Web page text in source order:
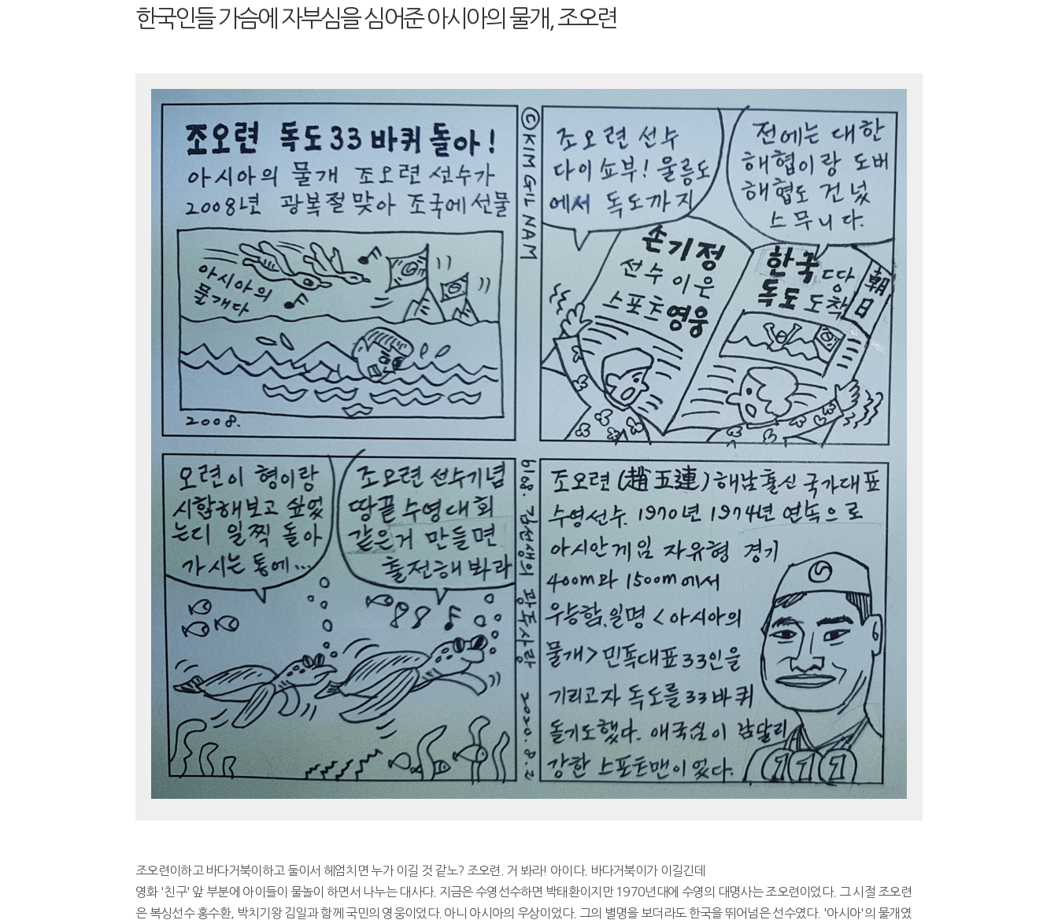
한국인들 가슴에 자부심을 심어준 아시아의 물개, 조오련
조오련이하고 바다거북이하고 둘이서 헤엄치면 누가 이길 것 같노? 조오련. 거 봐라! 아이다. 바다거북이가 이길긴데
영화 '친구' 앞 부분에 아이들이 물놀이 하면서 나누는 대사다. 지금은 수영선수하면 박태환이지만 1970년대에 수영의 대명사는 조오련이었다. 그 시절 조오련
은 복싱선수 홍수환, 박치기왕 김일과 함께 국민의 영웅이었다. 아니 아시아의 우상이었다. 그의 별명을 보더라도 한국을 뛰어넘은 선수였다. '아시아'의 물개였